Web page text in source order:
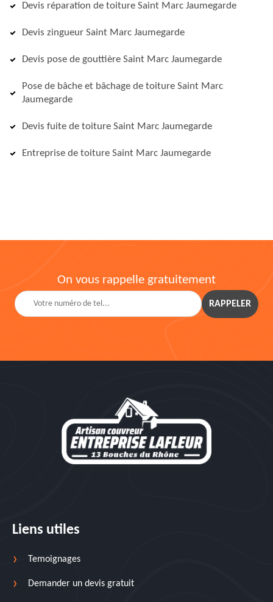
Devis réparation de toiture Saint Marc Jaumegarde
Devis zingueur Saint Marc Jaumegarde
Devis pose de gouttière Saint Marc Jaumegarde
Pose de bâche et bâchage de toiture Saint Marc
Jaumegarde
Devis fuite de toiture Saint Marc Jaumegarde
Entreprise de toiture Saint Marc Jaumegarde
On vous rappelle gratuitement
Liens utiles
Temoignages
Demander un devis gratuit